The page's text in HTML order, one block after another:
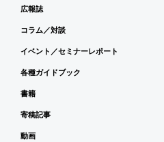
広報誌
コラム／対談
イベント／セミナーレポート
各種ガイドブック
書籍
寄稿記事
動画